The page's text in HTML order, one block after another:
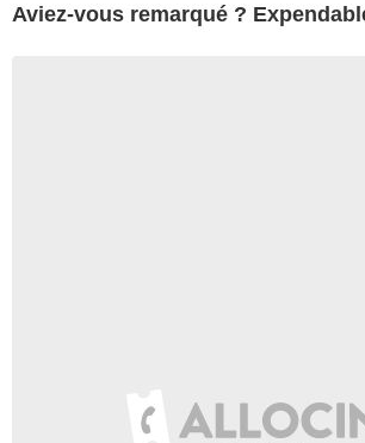
Aviez-vous remarqué ?